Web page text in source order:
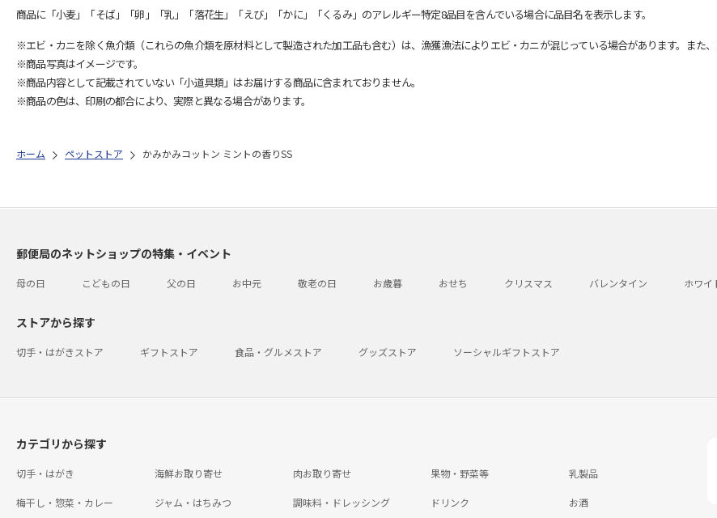
商品に「小麦」「そば」「卵」「乳」「落花生」「えび」「かに」「くるみ」のアレルギー特定8品目を含んでいる場合に品目名を表示します。
※エビ・カニを除く魚介類（これらの魚介類を原材料として製造された加工品も含む）は、漁獲漁法によりエビ・カニが混じっている場合があります。また
※商品写真はイメージです。
※商品内容として記載されていない「小道具類」はお届けする商品に含まれておりません。
※商品の色は、印刷の都合により、実際と異なる場合があります。
ホーム ペットストア かみかみコットン ミントの香りSS
郵便局のネットショップの特集・イベント
母の日 こどもの日 父の日 お中元 敬老の日 お歳暮 おせち クリスマス バレンタイン ホワイ
ストアから探す
切手・はがきストア ギフトストア 食品・グルメストア グッズストア ソーシャルギフトストア
カテゴリから探す
切手・はがき 海鮮お取り寄せ 肉お取り寄せ 果物・野菜等 乳製品
梅干し・惣菜・カレー ジャム・はちみつ 調味料・ドレッシング ドリンク お酒